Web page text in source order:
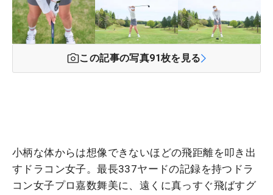
この記事の写真91枚を見る
小柄な体からは想像できないほどの飛距離を叩き出
すドラコン女子。最長337ヤードの記録を持つドラ
コン女子プロ嘉数舞美に、遠くに真っすぐ飛ばすグ